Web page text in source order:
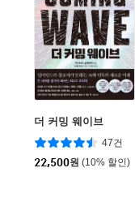
더 커밍 웨이브
47건
22,500원 (10% 할인)